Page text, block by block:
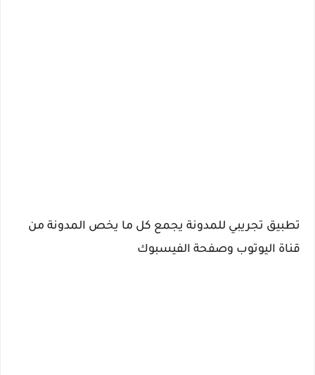
تطبيق تجريبي للمدونة يجمع كل ما يخص المدونة من
قناة اليوتوب وصفحة الفيسبوك